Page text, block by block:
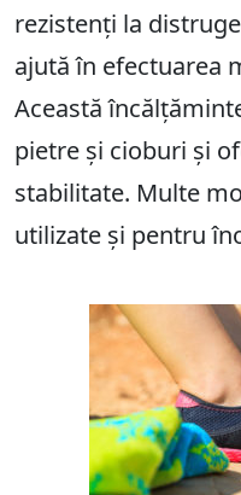
rezistenți la
ajută în efectuarea
Această
pietre și cioburi și
stabilitate. Multe
utilizate și pentru